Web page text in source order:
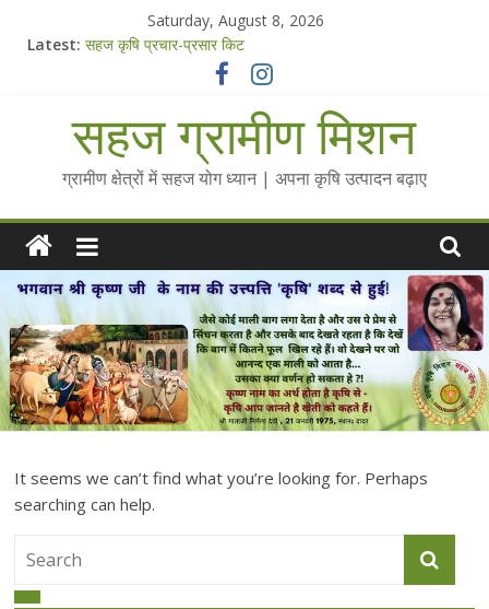
Saturday, August 8, 2026
Latest: सहज कृषि प्रचार-प्रसार किट
Standee Designs @ 2025 for Sahaj Krishi Promotions
Chalo Gaon Ki Or Abhiyaan - 2025-26
Collected Talks on Vibrated Water
सहज ग्रामीण मिशन
ग्रामीण क्षेत्रों में सहज योग ध्यान | अपना कृषि उत्पादन बढ़ाए
It seems we can’t find what you’re looking for. Perhaps
searching can help.